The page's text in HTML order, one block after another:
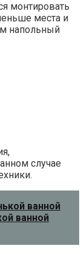
монтировать
места и
напольный
случае
ванной
ванной